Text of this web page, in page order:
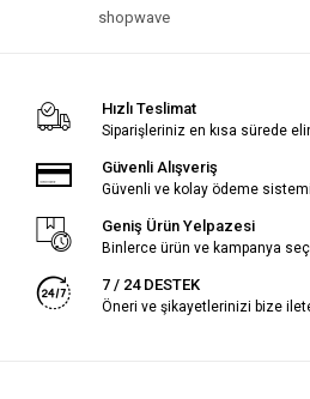
shopwave
Hızlı Teslimat
Siparişleriniz en kısa sürede
Güvenli Alışveriş
Güvenli ve kolay ödeme sistemi
Geniş Ürün Yelpazesi
Binlerce ürün ve kampanya
7 / 24 DESTEK
Öneri ve şikayetlerinizi bize